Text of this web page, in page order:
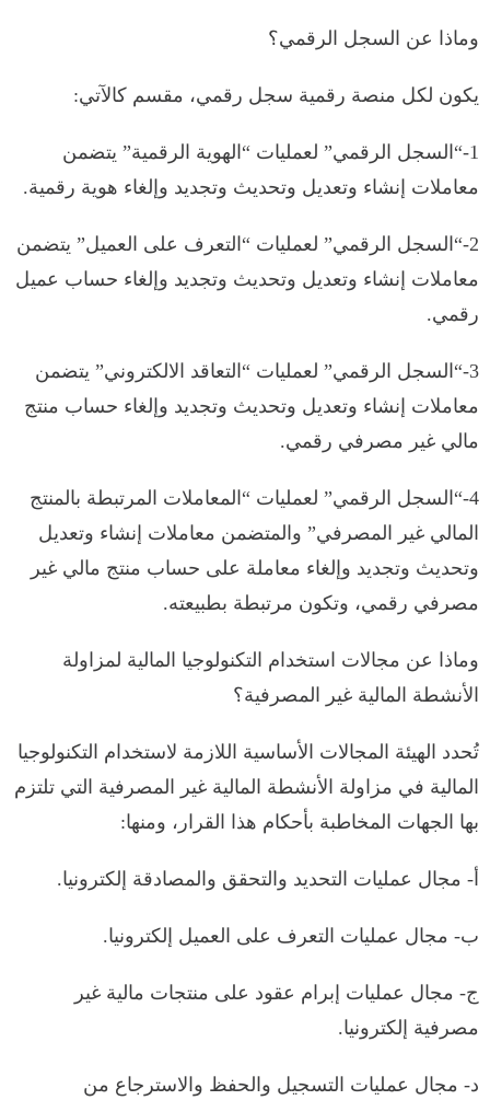
وماذا عن السجل الرقمي؟
يكون لكل منصة رقمية سجل رقمي، مقسم كالآتي:
1-“السجل الرقمي” لعمليات “الهوية الرقمية” يتضمن
معاملات إنشاء وتعديل وتحديث وتجديد وإلغاء هوية رقمية.
2-“السجل الرقمي” لعمليات “التعرف على العميل” يتضمن
معاملات إنشاء وتعديل وتحديث وتجديد وإلغاء حساب عميل
رقمي.
3-“السجل الرقمي” لعمليات “التعاقد الالكتروني” يتضمن
معاملات إنشاء وتعديل وتحديث وتجديد وإلغاء حساب منتج
مالي غير مصرفي رقمي.
4-“السجل الرقمي” لعمليات “المعاملات المرتبطة بالمنتج
المالي غير المصرفي” والمتضمن معاملات إنشاء وتعديل
وتحديث وتجديد وإلغاء معاملة على حساب منتج مالي غير
مصرفي رقمي، وتكون مرتبطة بطبيعته.
وماذا عن مجالات استخدام التكنولوجيا المالية لمزاولة
الأنشطة المالية غير المصرفية؟
تُحدد الهيئة المجالات الأساسية اللازمة لاستخدام التكنولوجيا
المالية في مزاولة الأنشطة المالية غير المصرفية التي تلتزم
بها الجهات المخاطبة بأحكام هذا القرار، ومنها:
أ- مجال عمليات التحديد والتحقق والمصادقة إلكترونيا.
‌ب- مجال عمليات التعرف على العميل إلكترونيا.
‌ج- مجال عمليات إبرام عقود على منتجات مالية غير
مصرفية إلكترونيا.
‌د- مجال عمليات التسجيل والحفظ والاسترجاع من